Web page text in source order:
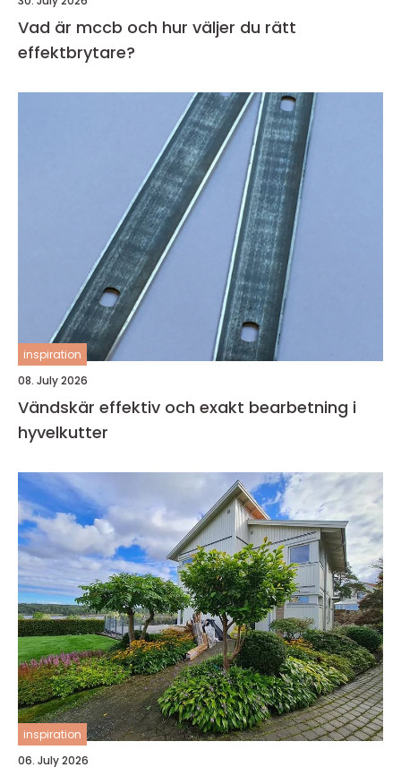
Vad är mccb och hur väljer du rätt
effektbrytare?
inspiration
08. July 2026
Vändskär effektiv och exakt bearbetning i
hyvelkutter
inspiration
06. July 2026